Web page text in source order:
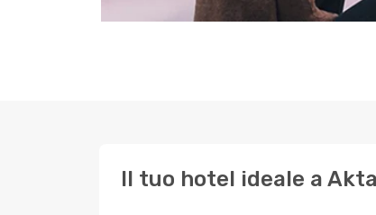
Il tuo hotel ideale a